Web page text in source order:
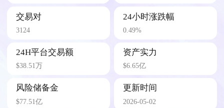
交易对
3124
24小时涨跌幅
0.49%
24H平台交易额
$38.51万
资产实力
$6.65亿
风险储备金
$77.51亿
更新时间
2026-05-02